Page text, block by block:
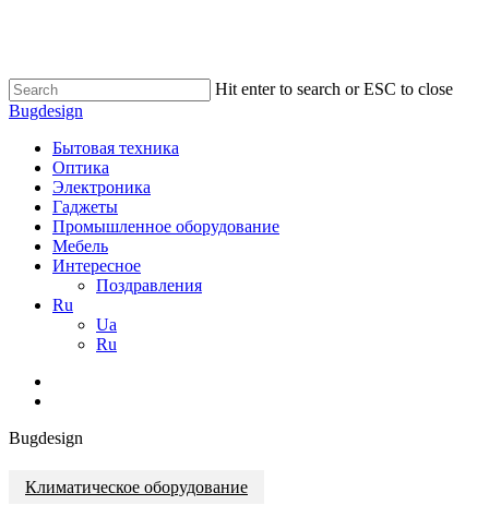
content
Hit enter to search or ESC to close
Close
Bugdesign
search
Menu
Бытовая техника
Оптика
Электроника
Гаджеты
Промышленное оборудование
Мебель
Интересное
Поздравления
Ru
Ua
Ru
Bugdesign
Климатическое оборудование